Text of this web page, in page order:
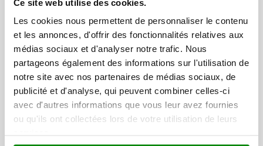
Ce site web utilise des cookies.
Les cookies nous permettent de personnaliser le contenu
et les annonces, d'offrir des fonctionnalités relatives aux
médias sociaux et d'analyser notre trafic. Nous
partageons également des informations sur l'utilisation de
notre site avec nos partenaires de médias sociaux, de
publicité et d'analyse, qui peuvent combiner celles-ci
avec d'autres informations que vous leur avez fournies
ou qu'ils ont collectées lors de votre utilisation de leurs
jours ouvrés, à condition que votre épreuve soit
approuvé avant 12h00.
En savoir plus
Plus d'information
Numéro d'article
971864
Poids
275 gramme(s)
Marque
IMPRESSION
Capacité
500 ml
Matière
Acier Inoxydable 304,